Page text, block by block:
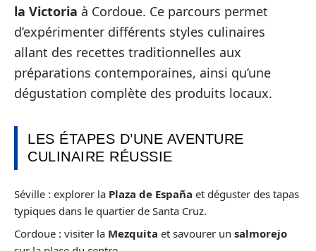
la Victoria à Cordoue. Ce parcours permet
d’expérimenter différents styles culinaires
allant des recettes traditionnelles aux
préparations contemporaines, ainsi qu’une
dégustation complète des produits locaux.
LES ÉTAPES D’UNE AVENTURE
CULINAIRE RÉUSSIE
Séville : explorer la Plaza de España et déguster des tapas
typiques dans le quartier de Santa Cruz.
Cordoue : visiter la Mezquita et savourer un salmorejo